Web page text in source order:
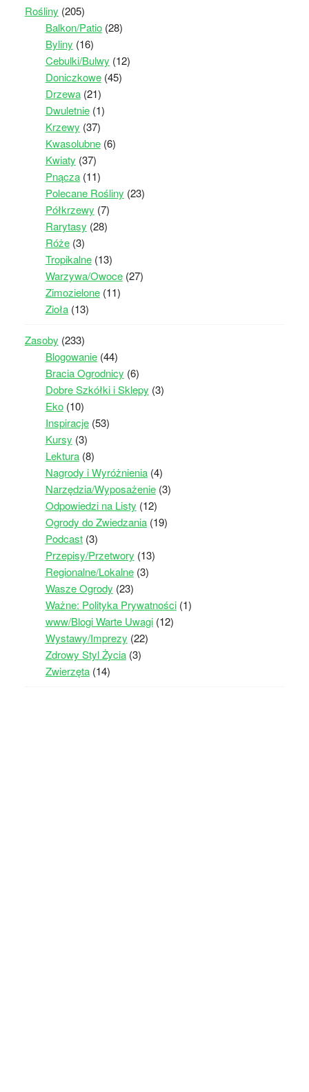
Rośliny (205)
Balkon/Patio(28)
Byliny (16)
Cebulki/Bulwy (12)
Doniczkowe(45)
Drzewa(21)
Dwuletnie(1)
Krzewy (37)
Kwasolubne(6)
Kwiaty (37)
Pnącza(11)
Polecane Rośliny (23)
Półkrzewy (7)
Rarytasy (28)
Róże(3)
Tropikalne(13)
Warzywa/Owoce(27)
Zimozielone(11)
Zioła(13)
Zasoby (233)
Blogowanie(44)
Bracia Ogrodnicy (6)
Dobre Szkółki i Sklepy (3)
Eko(10)
Inspiracje(53)
Kursy (3)
Lektura(8)
Nagrody i Wyróżnienia(4)
Narzędzia/Wyposażenie(3)
Odpowiedzi na Listy (12)
Ogrody do Zwiedzania(19)
Podcast(3)
Przepisy/Przetwory (13)
Regionalne/Lokalne(3)
Wasze Ogrody (23)
Ważne: Polityka Prywatności(1)
www/Blogi Warte Uwagi(12)
Wystawy/Imprezy (22)
Zdrowy Styl Życia(3)
Zwierzęta(14)